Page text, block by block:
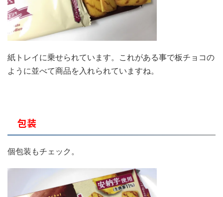
紙トレイに乗せられています。これがある事で板チョコの
ように並べて商品を入れられていますね。
包装
個包装もチェック。